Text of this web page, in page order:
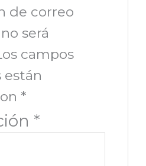
de correo
será
campos
están
*
*